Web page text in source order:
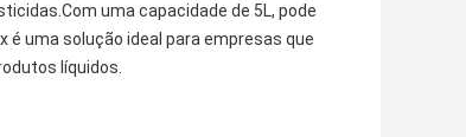
uma capacidade de 5L, pode
uma solução ideal para empresas que
líquidos.